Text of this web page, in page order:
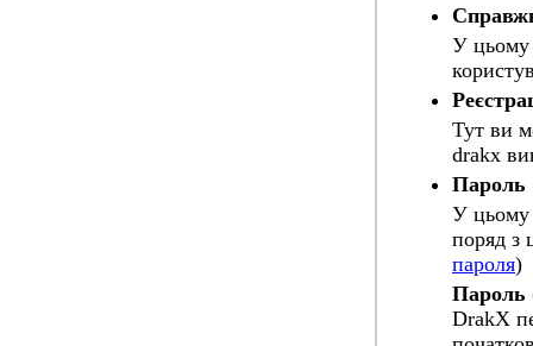
У цьому
Тут ви
drakx
Пароль
У цьому
поряд з
пароля)
Пароль
DrakX